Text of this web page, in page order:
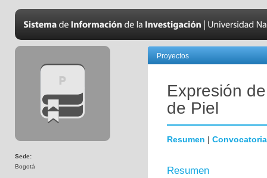
Sede:
Bogotá
Proyectos
Expresión
de Piel
Resumen | Convocatoria
Resumen